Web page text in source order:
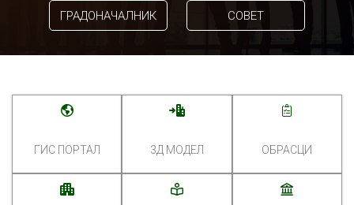
ГРАДОНАЧАЛНИК СОВЕТ
ГИС ПОРТАЛ 3Д МОДЕЛ ОБРАСЦИ